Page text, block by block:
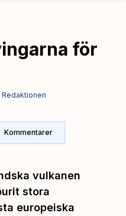
för
Redaktionen
Kommentarer
vulkanen
stora
europeiska